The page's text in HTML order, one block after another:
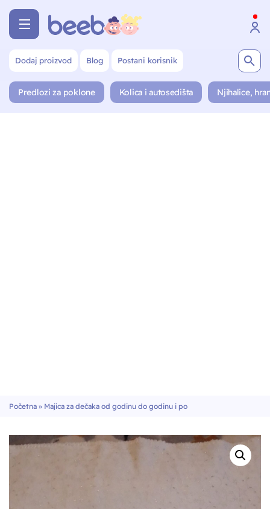
Dodaj proizvod Blog Postani korisnik
Predlozi za poklone Kolica i autosedišta Njihalice,
Početna » Majica za dečaka od godinu do godinu i po